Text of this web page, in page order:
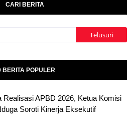
CARI BERITA
BERITA POPULER
Realisasi APBD 2026, Ketua Komisi
Soroti Kinerja Eksekutif